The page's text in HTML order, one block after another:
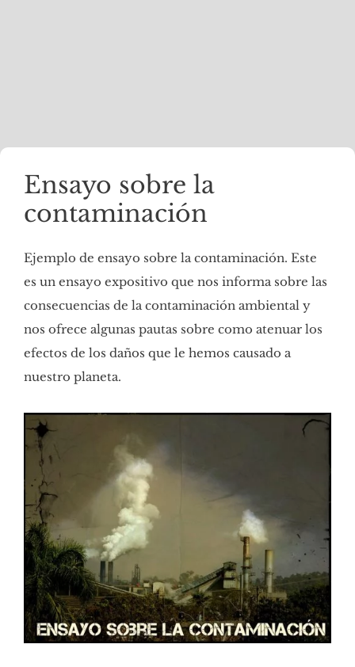
Ensayo sobre la
contaminación
Ejemplo de ensayo sobre la contaminación. Este
es un ensayo expositivo que nos informa sobre las
consecuencias de la contaminación ambiental y
nos ofrece algunas pautas sobre como atenuar los
efectos de los daños que le hemos causado a
nuestro planeta.